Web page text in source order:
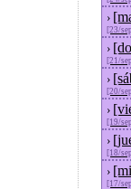
›
[23/
›
[21/
›
[20/
›
[19/
›
[18/
›
[17/